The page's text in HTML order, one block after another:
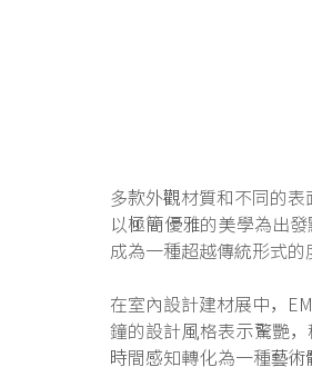
多款外觀材質和不同的
以極簡優雅的美學為出
成為一種超越傳統形式的
在室內設計建材展中，
鐘的設計風格表示驚艷
時間感知轉化為一種藝術